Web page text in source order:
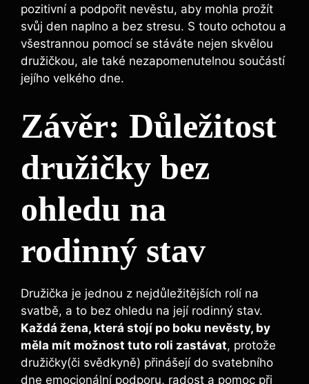
pozitivní a‍ podpořit nevěstu, aby mohla prožít⁤
svůj den⁤ naplno a bez stresu. S touto ochotou a
všestrannou pomocí se stáváte nejen‍ skvělou
družičkou, ale také nezapomenutelnou součástí
jejího velkého dne.
Závěr:‍ Důležitost
družičky bez⁣
ohledu na‌
rodinný ⁤stav
Družička je jednou z⁤ nejdůležitějších⁤ rolí na
svatbě, a to bez⁢ ohledu na její rodinný stav.
Každá žena, která stojí po boku nevěsty, by⁣
měla mít možnost tuto roli zastávat, protože
družičky(či svědkyně)‍ přinášejí do svatebního​
dne emocionální podporu, radost a pomoc při